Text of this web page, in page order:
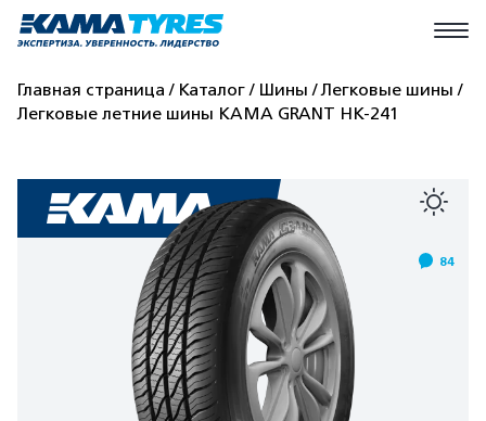
Главная страница Каталог Шины
Легковые шины
Легковые летние шины КАМА GRANT НК-241
84